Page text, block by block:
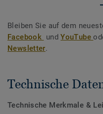
Bleiben Sie auf dem
Facebook undYouTube
Newsletter.
Technische
Technische Merkmale &